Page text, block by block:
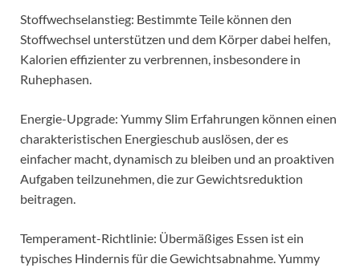
Stoffwechselanstieg: Bestimmte Teile können den
Stoffwechsel unterstützen und dem Körper dabei helfen,
Kalorien effizienter zu verbrennen, insbesondere in
Ruhephasen.
Energie-Upgrade: Yummy Slim Erfahrungen können einen
charakteristischen Energieschub auslösen, der es
einfacher macht, dynamisch zu bleiben und an proaktiven
Aufgaben teilzunehmen, die zur Gewichtsreduktion
beitragen.
Temperament-Richtlinie: Übermäßiges Essen ist ein
typisches Hindernis für die Gewichtsabnahme.Yummy